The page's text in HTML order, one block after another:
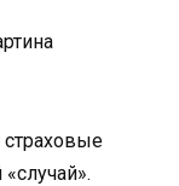
страховые